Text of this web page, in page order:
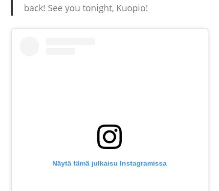
back! See you tonight, Kuopio!
Näytä tämä julkaisu Instagramissa